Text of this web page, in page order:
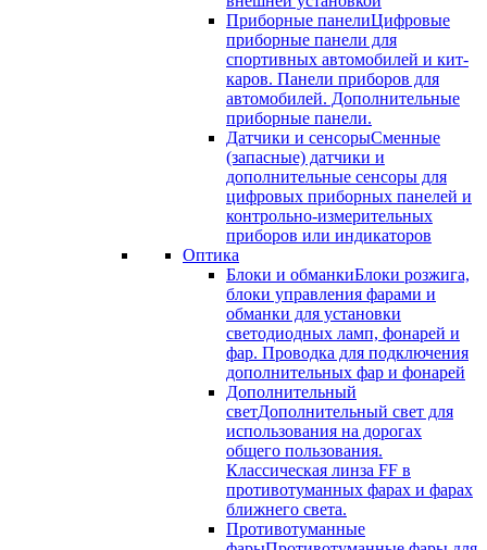
Приборные панелиЦифровые
приборные панели для
спортивных автомобилей и кит-
каров. Панели приборов для
автомобилей. Дополнительные
приборные панели.
Датчики и сенсорыСменные
(запасные) датчики и
дополнительные сенсоры для
цифровых приборных панелей и
контрольно-измерительных
приборов или индикаторов
Оптика
Блоки и обманкиБлоки розжига,
блоки управления фарами и
обманки для установки
светодиодных ламп, фонарей и
фар. Проводка для подключения
дополнительных фар и фонарей
Дополнительный
светДополнительный свет для
использования на дорогах
общего пользования.
Классическая линза FF в
противотуманных фарах и фарах
ближнего света.
Противотуманные